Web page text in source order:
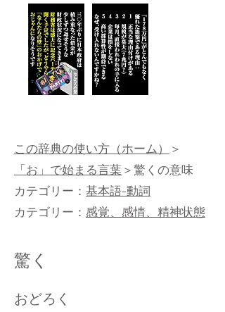
この辞典の使い方（ホーム）＞
「お」で始まる言葉＞驚くの意味
カテゴリー： 基本語-動詞
カテゴリー： 感覚、感情、精神状態
驚く
おどろく